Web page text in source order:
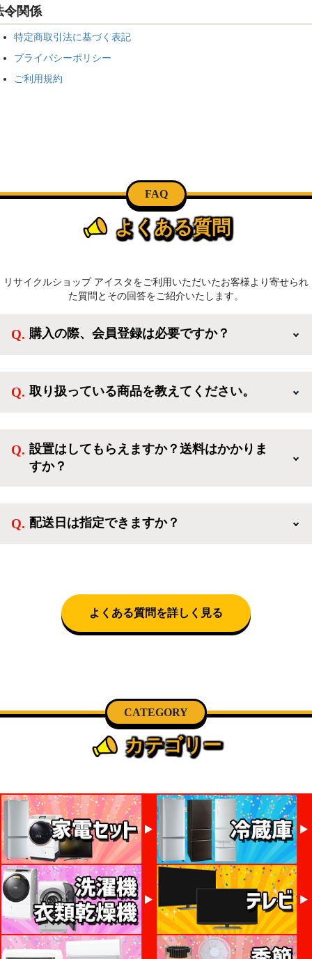
令関係
特定商取引法に基づく表記
プライバシーポリシー
ご利用規約
FAQ
よくある質問
リサイクルショップ アイスタをご利用いただいたお客様より寄せられ
た質問とその回答をご紹介いたします。
購入の際、会員登録は必要ですか？
方、登録しなくてもカートに商品を入れた後、ログイ
取り扱っている商品を教えてください。
活を応援するような家電セットから、季節・空調家
電、調理家電、生活家電まで、幅広く中古家電を取り
設置はしてもらえますか？送料はかかりま
すか？
神奈川・千葉)において自社配送を選択いただくこと
配送日は指定できますか？
話にて日時決定に関するご連絡をさせて頂きます。
よくある質問を詳しく見る
CATEGORY
カテゴリー